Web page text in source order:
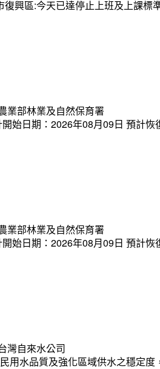
復興區:今天已達停止上班及上課
業部林業及自然保育署
始日期：2026年08月09日 預計
業部林業及自然保育署
始日期：2026年08月09日 預計
灣自來水公司
用水品質及強化區域供水之穩定